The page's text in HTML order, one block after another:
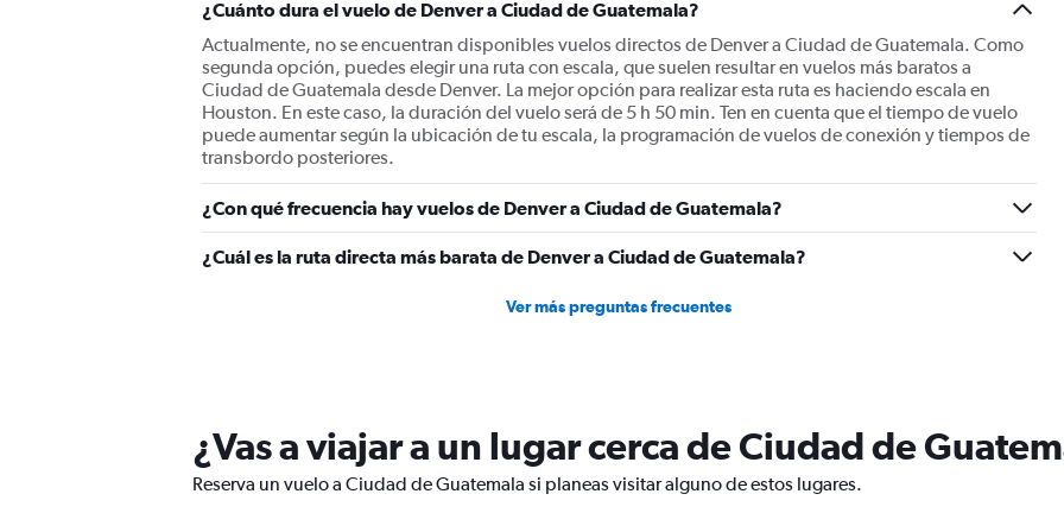
¿Cuánto dura el vuelo de Denver a Ciudad de Guatemala?
Actualmente, no se encuentran disponibles vuelos directos de Denver a Ciudad de Guatemala. Como
segunda opción, puedes elegir una ruta con escala, que suelen resultar en vuelos más baratos a
Ciudad de Guatemala desde Denver. La mejor opción para realizar esta ruta es haciendo escala en
Houston. En este caso, la duración del vuelo será de 5 h 50 min. Ten en cuenta que el tiempo de vuelo
puede aumentar según la ubicación de tu escala, la programación de vuelos de conexión y tiempos de
transbordo posteriores.
¿Con qué frecuencia hay vuelos de Denver a Ciudad de Guatemala?
¿Cuál es la ruta directa más barata de Denver a Ciudad de Guatemala?
Ver más preguntas frecuentes
¿Vas a viajar a un lugar cerca de Ciudad de
Reserva un vuelo a Ciudad de Guatemala si planeas visitar alguno de estos lugares.